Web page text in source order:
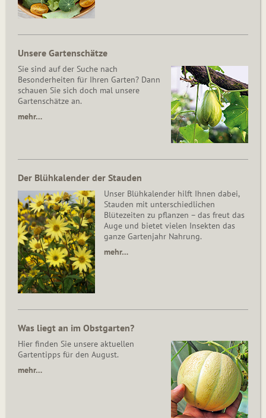
Unsere Gartenschätze
Sie sind auf der Suche nach
Besonderheiten für Ihren Garten? Dann
schauen Sie sich doch mal unsere
Gartenschätze an.
mehr…
Der Blühkalender der Stauden
Unser Blühkalender hilft Ihnen dabei,
Stauden mit unterschiedlichen
Blütezeiten zu pflanzen – das freut das
Auge und bietet vielen Insekten das
ganze Gartenjahr Nahrung.
mehr…
Was liegt an im Obstgarten?
Hier finden Sie unsere aktuellen
Gartentipps für den August.
mehr…